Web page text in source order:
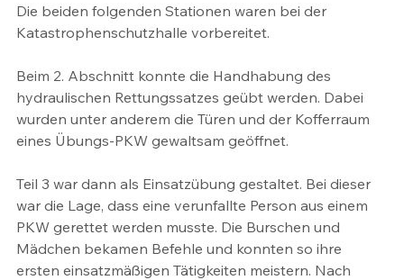
Die beiden folgenden Stationen waren bei der
Katastrophenschutzhalle vorbereitet.
Beim 2. Abschnitt konnte die Handhabung des
hydraulischen Rettungssatzes geübt werden. Dabei
wurden unter anderem die Türen und der Kofferraum
eines Übungs-PKW gewaltsam geöffnet.
Teil 3 war dann als Einsatzübung gestaltet. Bei dieser
war die Lage, dass eine verunfallte Person aus einem
PKW gerettet werden musste. Die Burschen und
Mädchen bekamen Befehle und konnten so ihre
ersten einsatzmäßigen Tätigkeiten meistern. Nach